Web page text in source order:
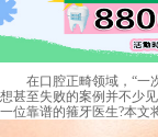
在口腔正畸领域，“一次
想甚至失败的案例并不少
一位靠谱的箍牙医生?本文